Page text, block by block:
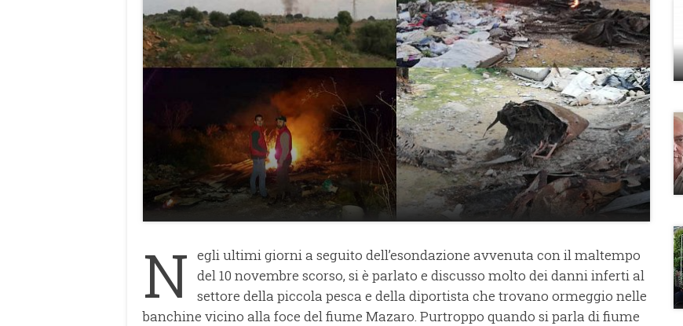
N egli ultimi giorni a seguito dell’esondazione avvenuta con il maltempo
del 10 novembre scorso, si è parlato e discusso molto dei danni inferti al
settore della piccola pesca e della diportista che trovano ormeggio nelle
banchine vicino alla foce del fiume Mazaro. Purtroppo quando si parla di fiume